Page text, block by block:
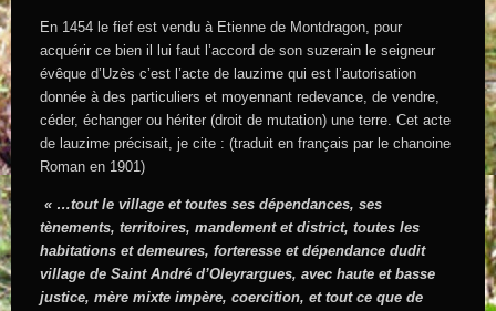
En 1454 le fief est vendu à Etienne de Montdragon, pour
acquérir ce bien il lui faut l’accord de son suzerain le seigneur
évêque d’Uzès c’est l’acte de lauzime qui est l’autorisation
donnée à des particuliers et moyennant redevance, de vendre,
céder, échanger ou hériter (droit de mutation) une terre. Cet acte
de lauzime précisait, je cite : (traduit en français par le chanoine
Roman en 1901)
« …tout le village et toutes ses dépendances, ses
tènements, territoires, mandement et district, toutes les
habitations et demeures, forteresse et dépendance dudit
village de Saint André d’Oleyrargues, avec haute et basse
justice, mère mixte impère, coercition, et tout ce que de